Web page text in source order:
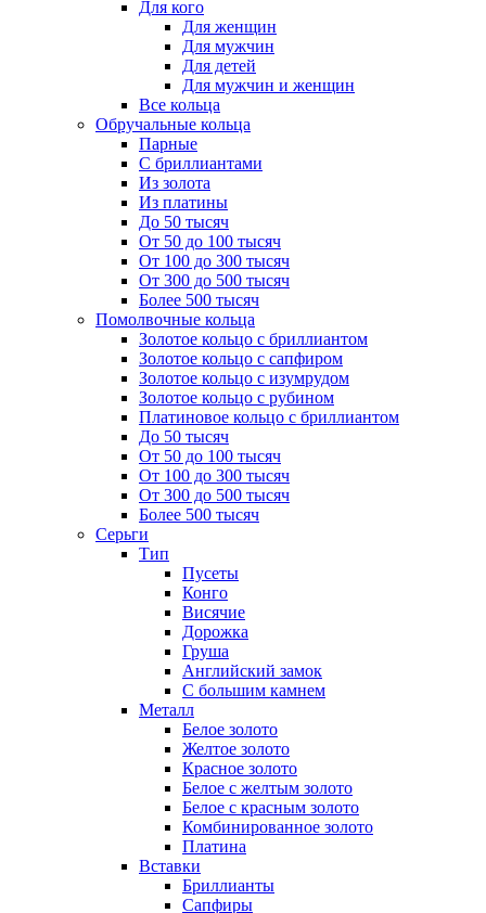
Для кого
Для женщин
Для мужчин
Для детей
Для мужчин и женщин
Все кольца
Обручальные кольца
Парные
С бриллиантами
Из золота
Из платины
До 50 тысяч
От 50 до 100 тысяч
От 100 до 300 тысяч
От 300 до 500 тысяч
Более 500 тысяч
Помолвочные кольца
Золотое кольцо с бриллиантом
Золотое кольцо с сапфиром
Золотое кольцо с изумрудом
Золотое кольцо с рубином
Платиновое кольцо с бриллиантом
До 50 тысяч
От 50 до 100 тысяч
От 100 до 300 тысяч
От 300 до 500 тысяч
Более 500 тысяч
Серьги
Тип
Пусеты
Конго
Висячие
Дорожка
Груша
Английский замок
С большим камнем
Металл
Белое золото
Желтое золото
Красное золото
Белое с желтым золото
Белое с красным золото
Комбинированное золото
Платина
Вставки
Бриллианты
Сапфиры